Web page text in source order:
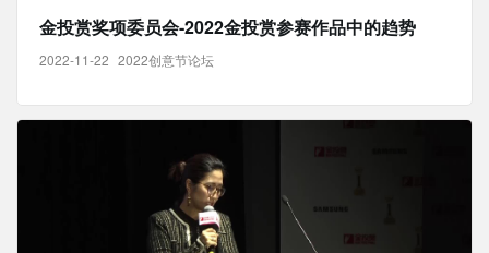
金投赏奖项委员会-2022金投赏参赛作品中的趋势
2022-11-22 2022创意节论坛